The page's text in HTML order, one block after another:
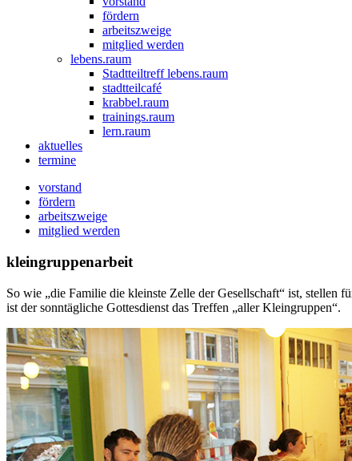
fördern
arbeitszweige
mitglied werden
lebens.raum
Stadtteiltreff lebens.raum
stadtteilcafé
krabbel.raum
trainings.raum
lern.raum
aktuelles
termine
vorstand
fördern
arbeitszweige
mitglied werden
kleingruppenarbeit
So wie „die Familie die kleinste Zelle der Gesellschaft“ ist, stellen
ist der sonntägliche Gottesdienst das Treffen „aller Kleingruppen“.